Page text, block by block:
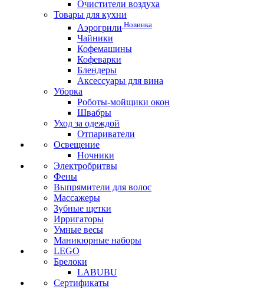
Очистители воздуха
Товары для кухни
Аэрогрили Новинка
Чайники
Кофемашины
Кофеварки
Блендеры
Аксессуары для вина
Уборка
Роботы-мойщики окон
Швабры
Уход за одеждой
Отпариватели
Освещение
Ночники
Электробритвы
Фены
Выпрямители для волос
Массажеры
Зубные щетки
Ирригаторы
Умные весы
Маникюрные наборы
LEGO
Брелоки
LABUBU
Сертификаты